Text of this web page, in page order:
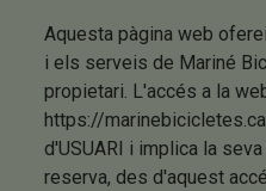
Aquesta pàgina web
i els serveis de Mariné
propietari. L'accés a la
https://
d'USUARI i implica la
reserva, des d'aquest